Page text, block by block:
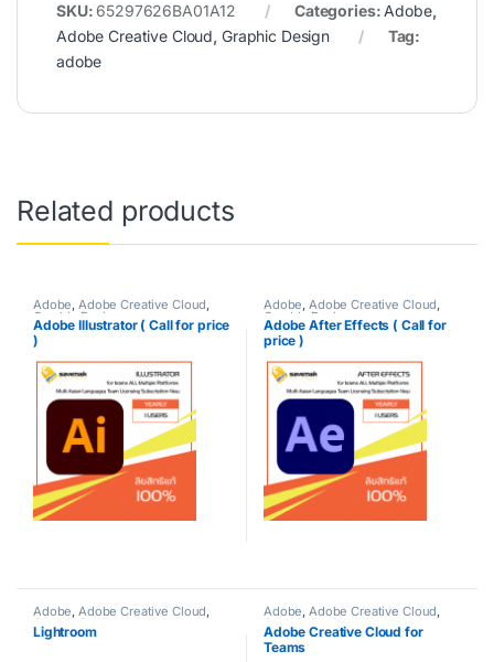
SKU:65297626BA01A12 Categories: Adobe,
Adobe Creative Cloud, Graphic Design
Tag:
adobe
Related products
Adobe,Adobe Creative Cloud,
Graphic Design
Adobe Illustrator ( Call for price
)
Adobe,Adobe Creative Cloud,
Graphic Design
Adobe After Effects ( Call for
price )
Adobe,Adobe Creative Cloud,
Graphic Design
Lightroom
Adobe,Adobe Creative Cloud,
Graphic Design
Adobe Creative Cloud for
Teams